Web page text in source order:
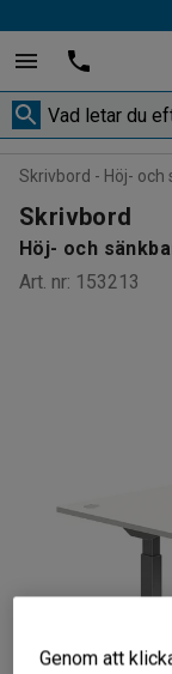
Skrivbord - Höj- och
Skrivbord
Höj- och
Art. nr: 153213
Genom att